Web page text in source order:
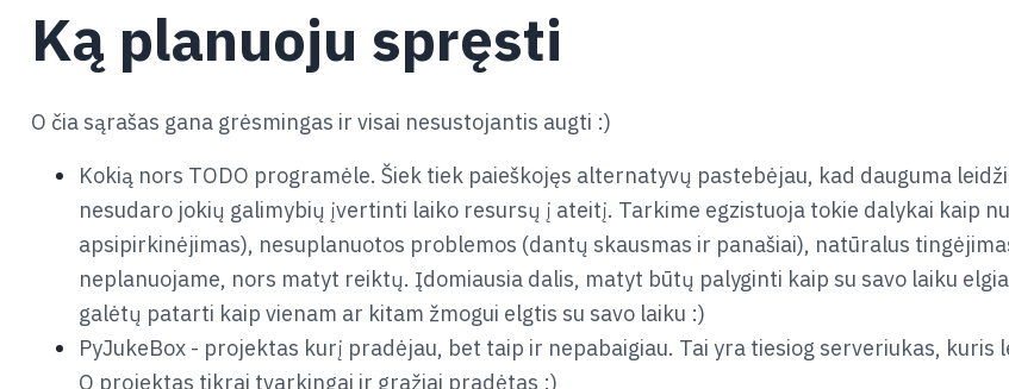
Ką planuoju spręsti
O čia sąrašas gana grėsmingas ir visai nesustojantis augti :)
Kokią nors TODO programėle. Šiek tiek paieškojęs alternatyvų pastebėjau, kad dauguma
nesudaro jokių galimybių įvertinti laiko resursų į ateitį. Tarkime egzistuoja tokie dalykai kaip
apsipirkinėjimas), nesuplanuotos problemos (dantų skausmas ir panašiai), natūralus
neplanuojame, nors matyt reiktų. Įdomiausia dalis, matyt būtų palyginti kaip su savo laiku
galėtų patarti kaip vienam ar kitam žmogui elgtis su savo laiku :)
PyJukeBox - projektas kurį pradėjau, bet taip ir nepabaigiau. Tai yra tiesiog serveriukas,
O projektas tikrai tvarkingai ir gražiai pradėtas :)